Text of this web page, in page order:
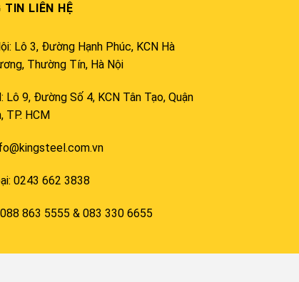
TIN LIÊN HỆ
Lô 3, Đường Hạnh Phúc, KCN Hà
Thường Tín, Hà Nội
Lô 9, Đường Số 4, KCN Tân Tạo, Quận
TP. HCM
0243 662 3838
863 5555 & 083 330 6655